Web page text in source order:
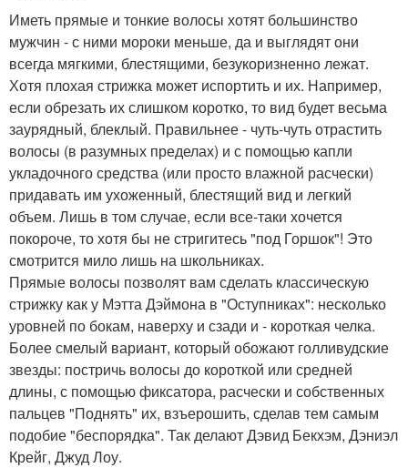
Иметь прямые и тонкие волосы хотят большинство
мужчин - с ними мороки меньше, да и выглядят они
всегда мягкими, блестящими, безукоризненно лежат.
Хотя плохая стрижка может испортить и их. Например,
если обрезать их слишком коротко, то вид будет весьма
заурядный, блеклый. Правильнее - чуть-чуть отрастить
волосы (в разумных пределах) и с помощью капли
укладочного средства (или просто влажной расчески)
придавать им ухоженный, блестящий вид и легкий
объем. Лишь в том случае, если все-таки хочется
покороче, то хотя бы не стригитесь "под Горшок"! Это
смотрится мило лишь на школьниках.
Прямые волосы позволят вам сделать классическую
стрижку как у Мэтта Дэймона в "Оступниках": несколько
уровней по бокам, наверху и сзади и - короткая челка.
Более смелый вариант, который обожают голливудские
звезды: постричь волосы до короткой или средней
длины, с помощью фиксатора, расчески и собственных
пальцев "Поднять" их, взъерошить, сделав тем самым
подобие "беспорядка". Так делают Дэвид Бекхэм, Дэниэл
Крейг, Джуд Лоу.